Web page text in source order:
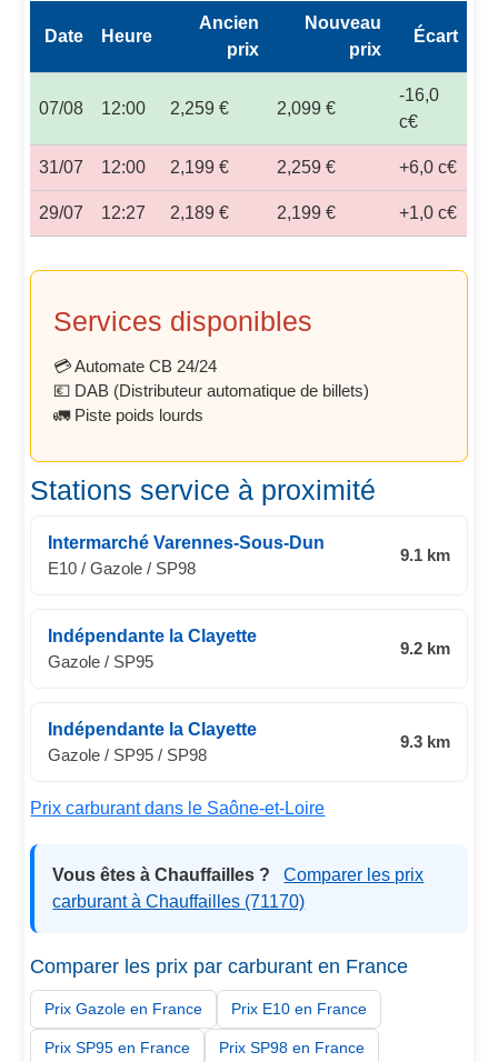
Date Heure
Ancien
prix
Nouveau
prix
Écart
07/08 12:00 2,259 € 2,099 €
-16,0
c€
31/07 12:00 2,199 € 2,259 € +6,0 c€
29/07 12:27 2,189 € 2,199 € +1,0 c€
Services disponibles
💳 Automate CB 24/24
💶 DAB (Distributeur automatique de billets)
🚛 Piste poids lourds
Stations service à proximité
Intermarché Varennes-Sous-Dun
E10 / Gazole / SP98
9.1 km
Indépendante la Clayette
Gazole / SP95
9.2 km
Indépendante la Clayette
Gazole / SP95 / SP98
9.3 km
Prix carburant dans le Saône-et-Loire
Vous êtes à Chauffailles ?
Comparer les prix
carburant à Chauffailles (71170)
Comparer les prix par carburant en France
Prix Gazole en France Prix E10 en France
Prix SP95 en France Prix SP98 en France